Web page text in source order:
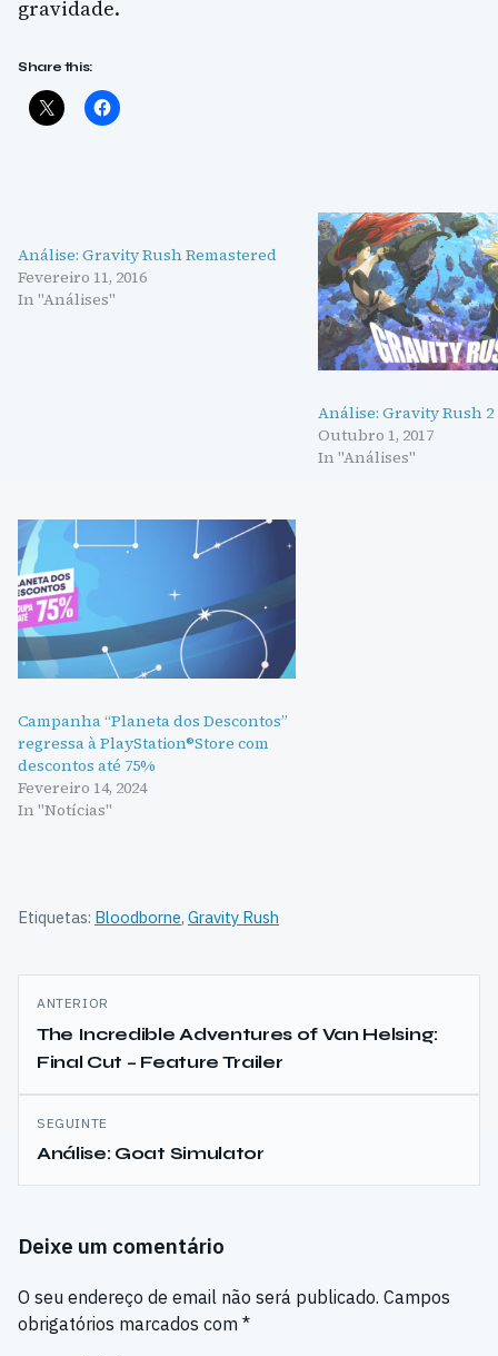
gravidade.
Share this:
Análise: Gravity Rush Remastered
Fevereiro 11, 2016
In "Análises"
Análise: Gravity Rush 2
Outubro 1, 2017
In "Análises"
Campanha “Planeta dos Descontos”
regressa à PlayStation®Store com
descontos até 75%
Fevereiro 14, 2024
In "Notícias"
Etiquetas: Bloodborne, Gravity Rush
Navegação
de
artigos
ANTERIOR
The Incredible Adventures of Van Helsing:
Final Cut – Feature Trailer
SEGUINTE
Análise: Goat Simulator
Deixe um comentário
O seu endereço de email não será publicado. Campos
obrigatórios marcados com *